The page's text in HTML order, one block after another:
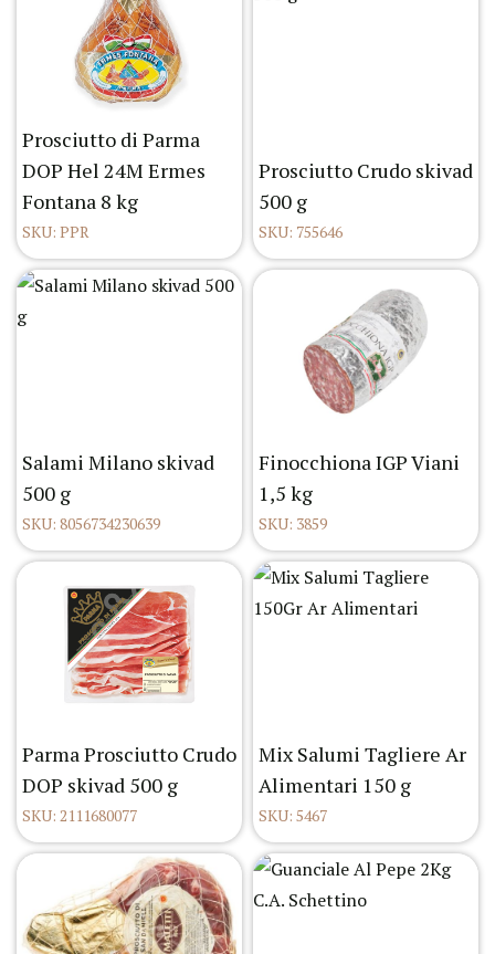
Prosciutto di Parma
DOP Hel 24M Ermes
Fontana 8 kg
SKU: PPR
Prosciutto Crudo skivad
500 g
SKU: 755646
Salami Milano skivad
500 g
SKU: 8056734230639
Finocchiona IGP Viani
1,5 kg
SKU: 3859
Parma Prosciutto Crudo
DOP skivad 500 g
SKU: 2111680077
Mix Salumi Tagliere Ar
Alimentari 150 g
SKU: 5467